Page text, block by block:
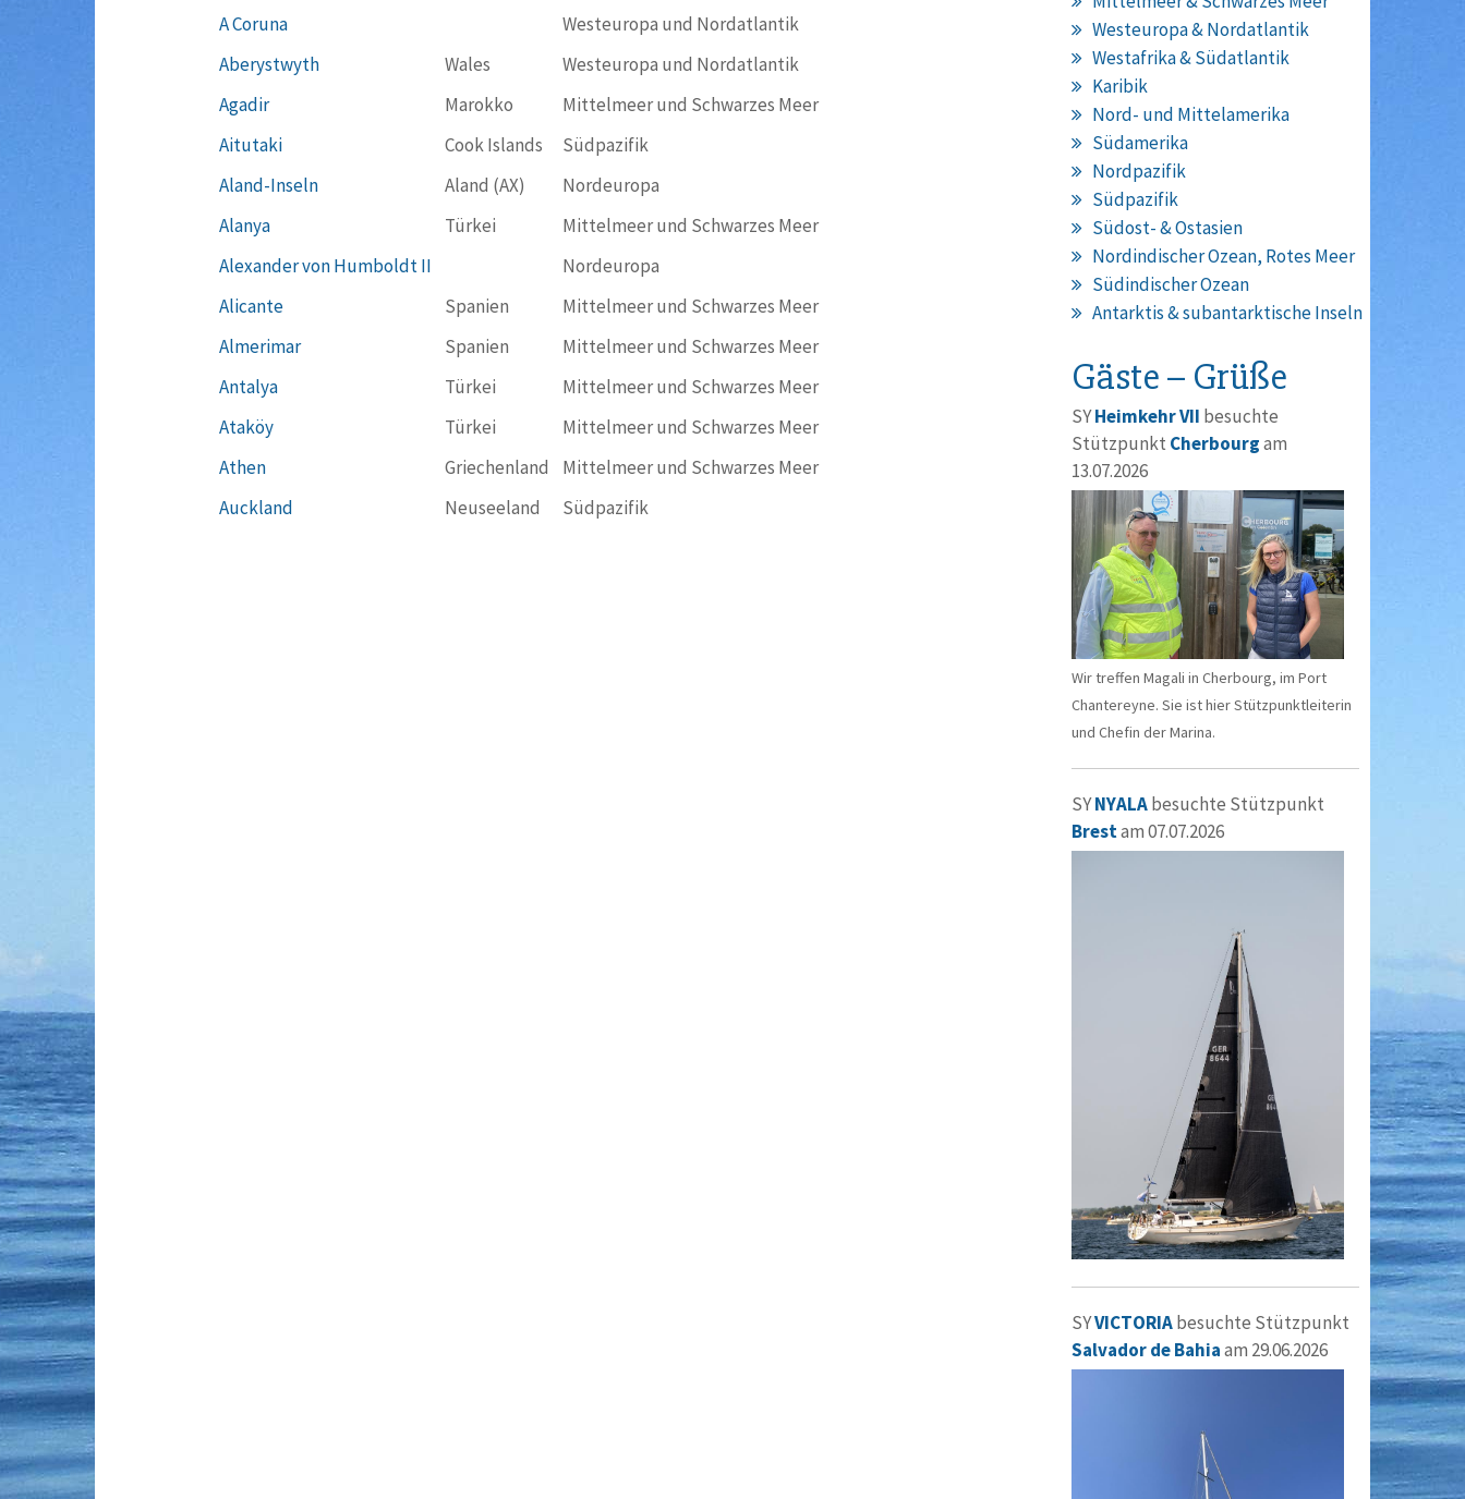
A Coruna
Westeuropa und Nordatlantik
Aberystwyth
Wales
Westeuropa und Nordatlantik
Agadir
Marokko
Mittelmeer und Schwarzes Meer
Aitutaki
Cook Islands
Südpazifik
Aland-Inseln
Aland (AX)
Nordeuropa
Alanya
Türkei
Mittelmeer und Schwarzes Meer
Alexander von Humboldt II
Nordeuropa
Alicante
Spanien
Mittelmeer und Schwarzes Meer
Almerimar
Spanien
Mittelmeer und Schwarzes Meer
Antalya
Türkei
Mittelmeer und Schwarzes Meer
Ataköy
Türkei
Mittelmeer und Schwarzes Meer
Athen
Griechenland
Mittelmeer und Schwarzes Meer
Auckland
Neuseeland Südpazifik
Westeuropa & Nordatlantik
Westafrika & Südatlantik
Karibik
Nord- und Mittelamerika
Südamerika
Nordpazifik
Südpazifik
Südost- & Ostasien
Nordindischer Ozean, Rotes Meer
Südindischer Ozean
Antarktis & subantarktische Inseln
Gäste – Grüße
SYHeimkehr VII besuchte
Stützpunkt Cherbourgam
13.07.2026
Wir treffen Magali in Cherbourg, im Port
Chantereyne. Sie ist hier Stützpunktleiterin
und Chefin der Marina.
SYNYALAbesuchte Stützpunkt
Brestam 07.07.2026
SYVICTORIAbesuchte Stützpunkt
Salvador de Bahiaam 29.06.2026